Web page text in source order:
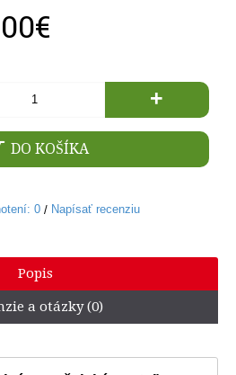
+
DO KOŠÍKA
0 / Napísať recenziu
Popis
a otázky (0)